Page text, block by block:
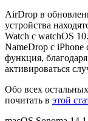
AirDrop в
устройства
Watch с watchOS
NameDrop с iPhone
функция,
активироваться
Обо всех
почитать в этой